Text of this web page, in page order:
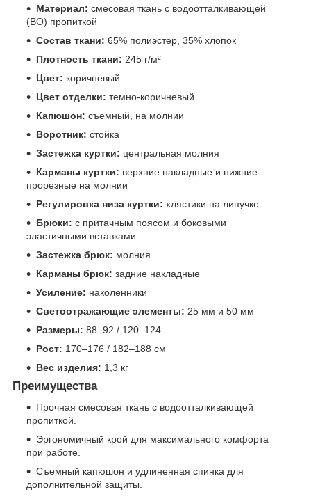
Материал: смесовая ткань с водоотталкивающей
(ВО) пропиткой
Состав ткани: 65% полиэстер, 35% хлопок
Плотность ткани: 245 г/м²
Цвет: коричневый
Цвет отделки: темно-коричневый
Капюшон: съемный, на молнии
Воротник: стойка
Застежка куртки: центральная молния
Карманы куртки: верхние накладные и нижние
прорезные на молнии
Регулировка низа куртки: хлястики на липучке
Брюки: с притачным поясом и боковыми
эластичными вставками
Застежка брюк: молния
Карманы брюк: задние накладные
Усиление: наколенники
Светоотражающие элементы: 25 мм и 50 мм
Размеры: 88–92 / 120–124
Рост: 170–176 / 182–188 см
Вес изделия: 1,3 кг
Преимущества
Прочная смесовая ткань с водоотталкивающей
пропиткой.
Эргономичный крой для максимального комфорта
при работе.
Съемный капюшон и удлиненная спинка для
дополнительной защиты.